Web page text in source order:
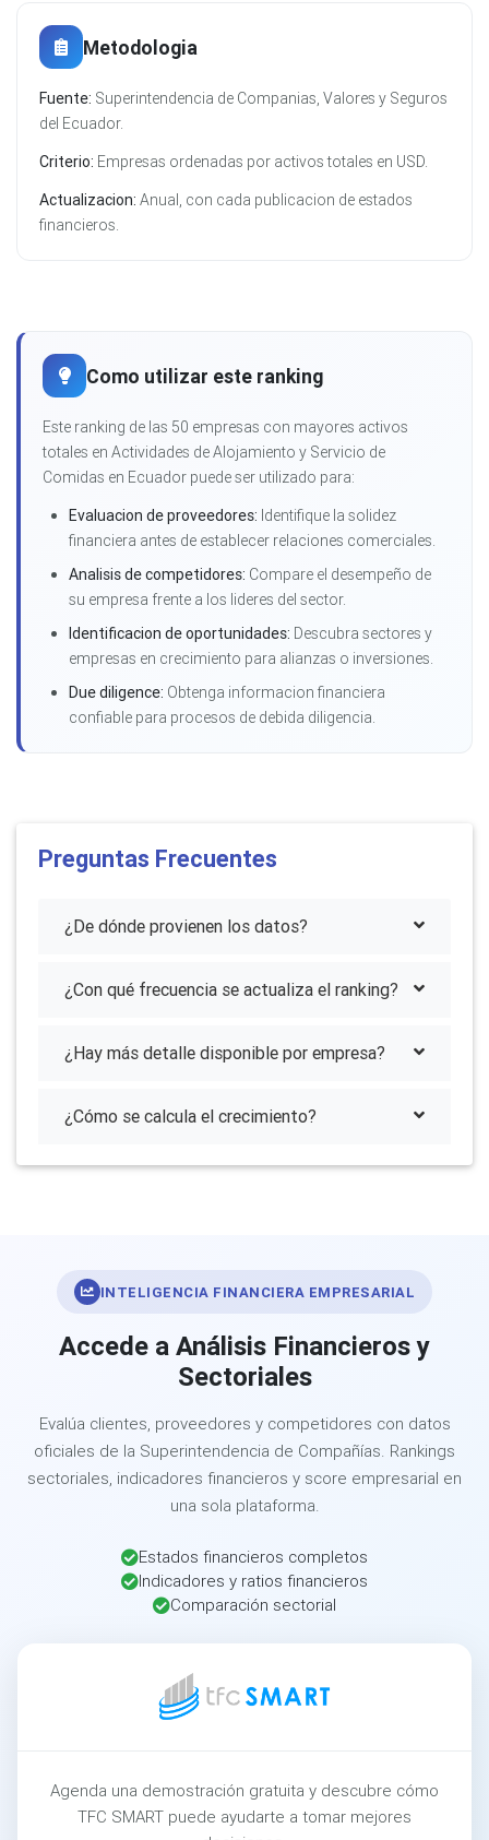
Metodologia
Fuente: Superintendencia de Companias, Valores y Seguros
del Ecuador.
Criterio: Empresas ordenadas por activos totales en USD.
Actualizacion: Anual, con cada publicacion de estados
financieros.
Como utilizar este ranking
Este ranking de las 50 empresas con mayores activos
totales en Actividades de Alojamiento y Servicio de
Comidas en Ecuador puede ser utilizado para:
Evaluacion de proveedores: Identifique la solidez
financiera antes de establecer relaciones comerciales.
Analisis de competidores: Compare el desempeño de
su empresa frente a los lideres del sector.
Identificacion de oportunidades: Descubra sectores y
empresas en crecimiento para alianzas o inversiones.
Due diligence: Obtenga informacion financiera
confiable para procesos de debida diligencia.
Preguntas Frecuentes
¿De dónde provienen los datos?
¿Con qué frecuencia se actualiza el ranking?
¿Hay más detalle disponible por empresa?
¿Cómo se calcula el crecimiento?
INTELIGENCIA FINANCIERA EMPRESARIAL
Accede a Análisis Financieros y
Sectoriales
Evalúa clientes, proveedores y competidores con datos
oficiales de la Superintendencia de Compañías. Rankings
sectoriales, indicadores financieros y score empresarial en
una sola plataforma.
Estados financieros completos
Indicadores y ratios financieros
Comparación sectorial
Agenda una demostración gratuita y descubre cómo
TFC SMART puede ayudarte a tomar mejores